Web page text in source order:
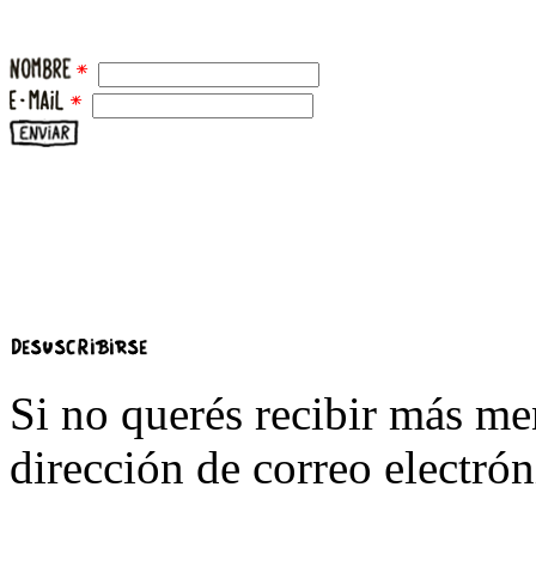
Si no querés recibir más
dirección de correo